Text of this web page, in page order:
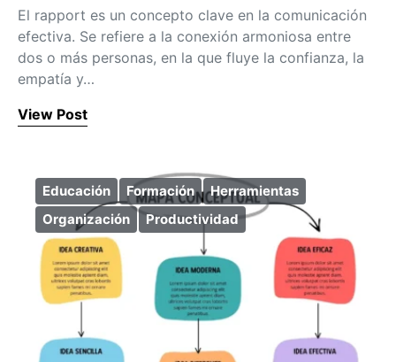
El rapport es un concepto clave en la comunicación
efectiva. Se refiere a la conexión armoniosa entre
dos o más personas, en la que fluye la confianza, la
empatía y…
View Post
Educación Formación
Herramientas
Organización
Productividad